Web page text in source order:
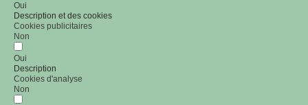
Oui
Description et des cookies
Cookies publicitaires
Non
Oui
Description
Cookies d'analyse
Non